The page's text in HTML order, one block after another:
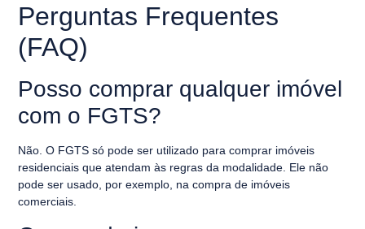
Perguntas Frequentes
(FAQ)
Posso comprar qualquer imóvel
com o FGTS?
Não. O FGTS só pode ser utilizado para comprar imóveis
residenciais que atendam às regras da modalidade. Ele não
pode ser usado, por exemplo, na compra de imóveis
comerciais.